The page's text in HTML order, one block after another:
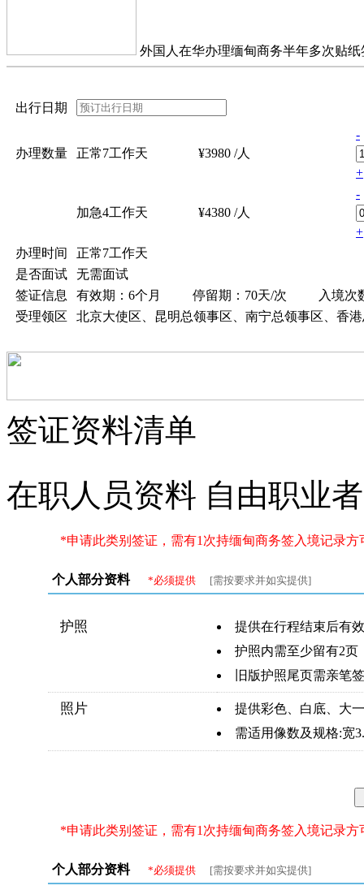
外国人在华办理缅甸商务半年多次贴
出行日期
办理数量 正常7工作天 ¥3980 /人
-
+
加急4工作天 ¥4380 /人
-
+
办理时间
正常7工作天
是否面试
无需面试
签证信息
有效期：6个月 停留期：70天/次
入境次
受理领区
北京大使区、昆明总领事区、南宁总领事区、香
签证资料清单
在职人员资料 自由职业
*申请此类别签证，需有1次持缅甸商务签入境记录方
个人部分资料 *必须提供 [需按要求并如实提供]
护照
提供在行程结束后有
护照内需至少留有2页
旧版护照尾页需亲笔
照片
提供彩色、白底、大
需适用像数及规格:宽
*申请此类别签证，需有1次持缅甸商务签入境记录方
个人部分资料 *必须提供 [需按要求并如实提供]